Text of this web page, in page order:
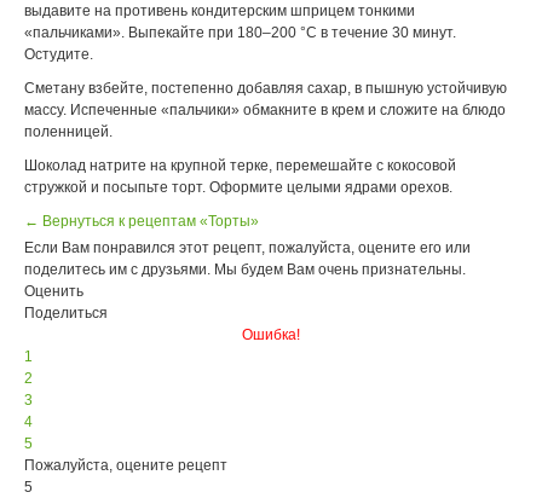
выдавите на противень кондитерским шприцем тонкими
«пальчиками». Выпекайте при 180–200 °С в течение 30 минут.
Остудите.
Сметану взбейте, постепенно добавляя сахар, в пышную устойчивую
массу. Испеченные «пальчики» обмакните в крем и сложите на блюдо
поленницей.
Шоколад натрите на крупной терке, перемешайте с кокосовой
стружкой и посыпьте торт. Оформите целыми ядрами орехов.
← Вернуться к рецептам «Торты»
Если Вам понравился этот рецепт, пожалуйста, оцените его или
поделитесь им с друзьями. Мы будем Вам очень признательны.
Оценить
Поделиться
Ошибка!
1
2
3
4
5
Пожалуйста, оцените рецепт
5